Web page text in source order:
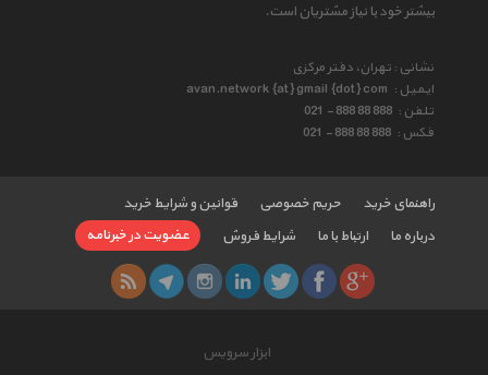
بیشتر خود با نیاز مشتریان است.
نشانی : تهران، دفتر مرکزی
ایمیل : avan.network {at} gmail {dot} com
تلفن : 021 - 888 88 888
فکس : 021 - 888 88 888
راهنمای خرید حریم خصوصی
قوانین و شرایط خرید
درباره ما
ارتباط با ما شرایط فروش عضویت در خبرنامه
ابزار سرویس